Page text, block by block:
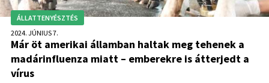
ÁLLATTENYÉSZTÉS
2024. JÚNIUS 7.
Már öt amerikai államban haltak meg tehenek a
madárinfluenza miatt – emberekre is átterjedt a
vírus